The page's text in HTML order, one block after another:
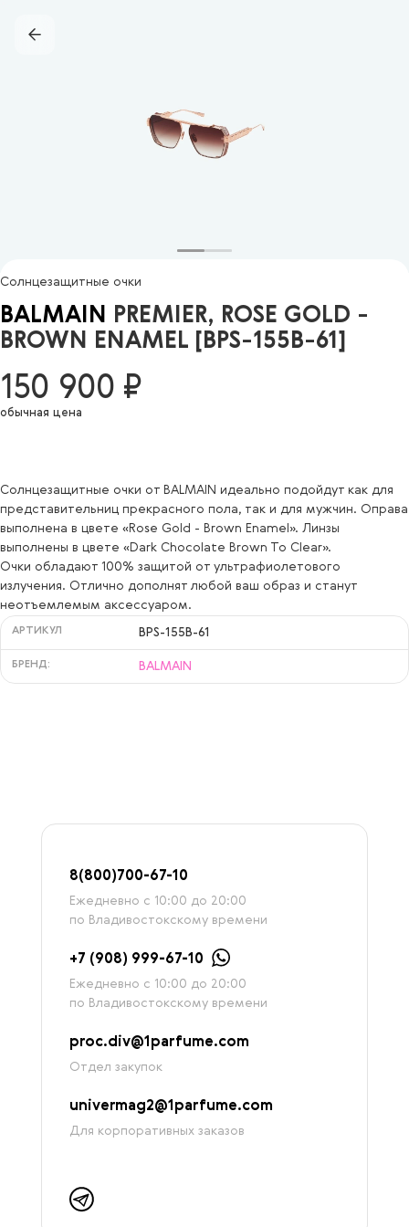
Солнцезащитные очки
BALMAIN
PREMIER, ROSE GOLD -
BROWN ENAMEL [BPS-155B-61]
150 900 ₽
обычная цена
Солнцезащитные очки от BALMAIN идеально подойдут как для
представительниц прекрасного пола, так и для мужчин. Оправа
выполнена в цвете «Rose Gold - Brown Enamel». Линзы
выполнены в цвете «Dark Chocolate Brown To Clear».
Очки обладают 100% защитой от ультрафиолетового
излучения. Отлично дополнят любой ваш образ и станут
неотъемлемым аксессуаром.
АРТИКУЛ BPS-155B-61
БРЕНД: BALMAIN
8(800)700-67-10
Ежедневно с 10:00 до 20:00
по Владивостокскому времени
+7 (908) 999-67-10
Ежедневно с 10:00 до 20:00
по Владивостокскому времени
proc.div@1parfume.com
Отдел закупок
univermag2@1parfume.com
Для корпоративных заказов